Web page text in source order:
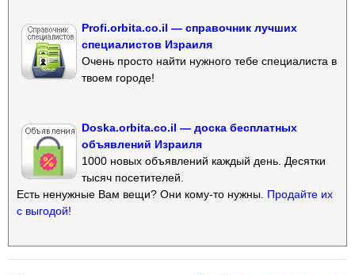
Profi.orbita.co.il — справочник лучших
специалистов Израиля
Очень просто найти нужного тебе специалиста в
твоем городе!
Doska.orbita.co.il — доска бесплатных
объявлений Израиля
1000 новых объявлений каждый день. Десятки
тысяч посетителей.
Есть ненужные Вам вещи? Они кому-то нужны. Продайте их
с выгодой!